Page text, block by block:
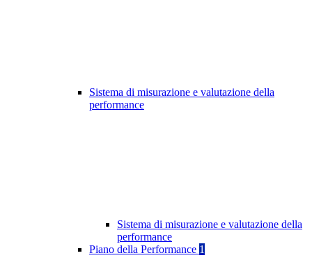
Sistema di misurazione e valutazione della
performance
Sistema di misurazione e valutazione della
performance
Piano della Performance 1